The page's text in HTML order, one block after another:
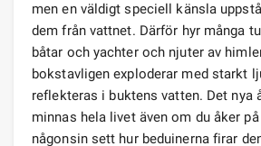
men en väldigt speciell känsla
dem från vattnet. Därför hyr många
båtar och yachter och njuter av
bokstavligen exploderar med starkt
reflekteras i buktens vatten. Det nya
minnas hela livet även om du åker
någonsin sett hur beduinerna firar